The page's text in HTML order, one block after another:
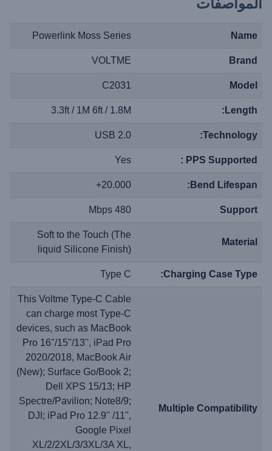
المواصفات
Name
Powerlink Moss Series
Brand
VOLTME
Model
C2031
Length:
3.3ft / 1M 6ft / 1.8M
Technology:
USB 2.0
PPS Supported :
Yes
Bend Lifespan:
20.000+
Support
480 Mbps
Material
Soft to the Touch (The
liquid Silicone Finish)
Charging Case Type:
Type C
Multiple Compatibility
This Voltme Type-C Cable
can charge most Type-C
devices, such as MacBook
Pro 16''/15''/13'', iPad Pro
2020/2018, MacBook Air
(New); Surface Go/Book 2;
Dell XPS 15/13; HP
Spectre/Pavilion; Note8/9;
DJI; iPad Pro 12.9'' /11'',
Google Pixel
XL/2/2XL/3/3XL/3A XL,